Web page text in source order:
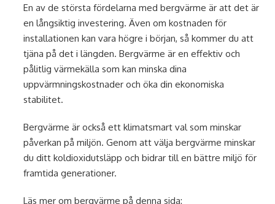
En av de största fördelarna med bergvärme är att det är
en långsiktig investering. Även om kostnaden för
installationen kan vara högre i början, så kommer du att
tjäna på det i längden. Bergvärme är en effektiv och
pålitlig värmekälla som kan minska dina
uppvärmningskostnader och öka din ekonomiska
stabilitet.
Bergvärme är också ett klimatsmart val som minskar
påverkan på miljön. Genom att välja bergvärme minskar
du ditt koldioxidutsläpp och bidrar till en bättre miljö för
framtida generationer.
Läs mer om bergvärme på denna sida: